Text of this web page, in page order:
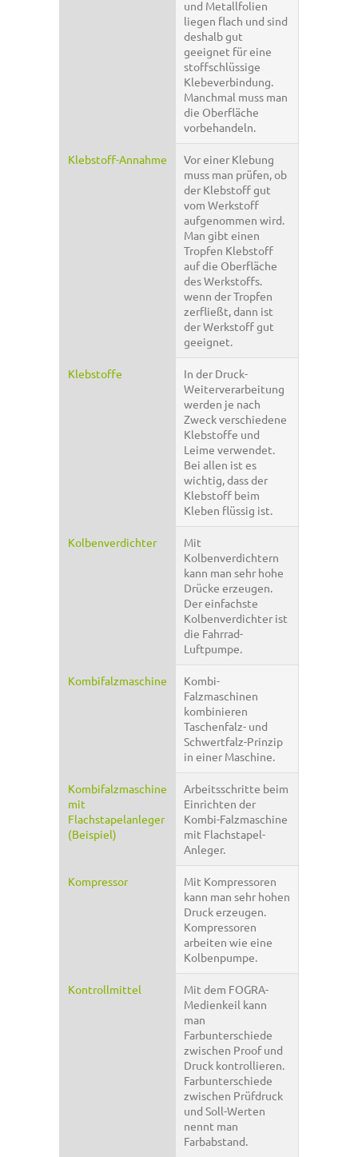
und Metallfolien
liegen flach und sind
deshalb gut
geeignet für eine
stoffschlüssige
Klebeverbindung.
Manchmal muss man
die Oberfläche
vorbehandeln.
Klebstoff-Annahme
Vor einer Klebung
muss man prüfen, ob
der Klebstoff gut
vom Werkstoff
aufgenommen wird.
Man gibt einen
Tropfen Klebstoff
auf die Oberfläche
des Werkstoffs.
wenn der Tropfen
zerfließt, dann ist
der Werkstoff gut
geeignet.
Klebstoffe
In der Druck-
Weiterverarbeitung
werden je nach
Zweck verschiedene
Klebstoffe und
Leime verwendet.
Bei allen ist es
wichtig, dass der
Klebstoff beim
Kleben flüssig ist.
Kolbenverdichter
Mit
Kolbenverdichtern
kann man sehr hohe
Drücke erzeugen.
Der einfachste
Kolbenverdichter ist
die Fahrrad-
Luftpumpe.
Kombifalzmaschine
Kombi-
Falzmaschinen
kombinieren
Taschenfalz- und
Schwertfalz-Prinzip
in einer Maschine.
Kombifalzmaschine
mit
Flachstapelanleger
(Beispiel)
Arbeitsschritte beim
Einrichten der
Kombi-Falzmaschine
mit Flachstapel-
Anleger.
Kompressor
Mit Kompressoren
kann man sehr hohen
Druck erzeugen.
Kompressoren
arbeiten wie eine
Kolbenpumpe.
Kontrollmittel
Mit dem FOGRA-
Medienkeil kann
man
Farbunterschiede
zwischen Proof und
Druck kontrollieren.
Farbunterschiede
zwischen Prüfdruck
und Soll-Werten
nennt man
Farbabstand.